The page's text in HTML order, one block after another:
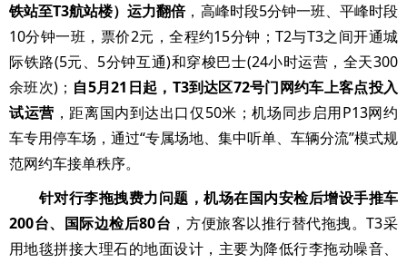
铁站至T3航站楼）运力翻倍，高峰时段5分钟一班、平峰时段
10分钟一班，票价2元，全程约15分钟；T2与T3之间开通城
际铁路(5元、5分钟互通)和穿梭巴士(24小时运营，全天300
余班次)； 自5月21日起，T3到达区72号门网约车上客点投入
试运营 ，距离国内到达出口仅50米；机场同步启用P13网约
车专用停车场，通过“专属场地、集中听单、车辆分流”模式规
范网约车接单秩序。
针对行李拖拽费力问题，机场在国内安检后增设手推车
200台、国际边检后80台 ，方便旅客以推行替代拖拽。T3采
用地毯拼接大理石的地面设计，主要为降低行李拖动噪音、